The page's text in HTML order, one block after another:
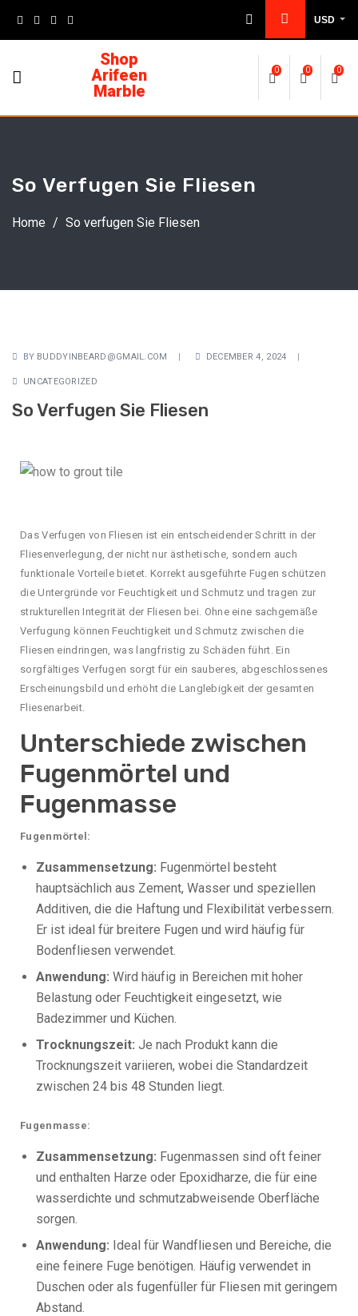
USD
Shop
Arifeen
Marble
0 0 0
So Verfugen Sie Fliesen
Home / So verfugen Sie Fliesen
BY BUDDYINBEARD@GMAIL.COM DECEMBER 4, 2024
UNCATEGORIZED
So Verfugen Sie Fliesen
Das Verfugen von Fliesen ist ein entscheidender Schritt in der
Fliesenverlegung, der nicht nur ästhetische, sondern auch
funktionale Vorteile bietet. Korrekt ausgeführte Fugen schützen
die Untergründe vor Feuchtigkeit und Schmutz und tragen zur
strukturellen Integrität der Fliesen bei. Ohne eine sachgemäße
Verfugung können Feuchtigkeit und Schmutz zwischen die
Fliesen eindringen, was langfristig zu Schäden führt. Ein
sorgfältiges Verfugen sorgt für ein sauberes, abgeschlossenes
Erscheinungsbild und erhöht die Langlebigkeit der gesamten
Fliesenarbeit.
Unterschiede zwischen
Fugenmörtel und
Fugenmasse
Fugenmörtel:
Zusammensetzung: Fugenmörtel besteht
hauptsächlich aus Zement, Wasser und speziellen
Additiven, die die Haftung und Flexibilität verbessern.
Er ist ideal für breitere Fugen und wird häufig für
Bodenfliesen verwendet.
Anwendung: Wird häufig in Bereichen mit hoher
Belastung oder Feuchtigkeit eingesetzt, wie
Badezimmer und Küchen.
Trocknungszeit: Je nach Produkt kann die
Trocknungszeit variieren, wobei die Standardzeit
zwischen 24 bis 48 Stunden liegt.
Fugenmasse:
Zusammensetzung: Fugenmassen sind oft feiner
und enthalten Harze oder Epoxidharze, die für eine
wasserdichte und schmutzabweisende Oberfläche
sorgen.
Anwendung: Ideal für Wandfliesen und Bereiche, die
eine feinere Fuge benötigen. Häufig verwendet in
Duschen oder als fugenfüller für Fliesen mit geringem
Abstand.